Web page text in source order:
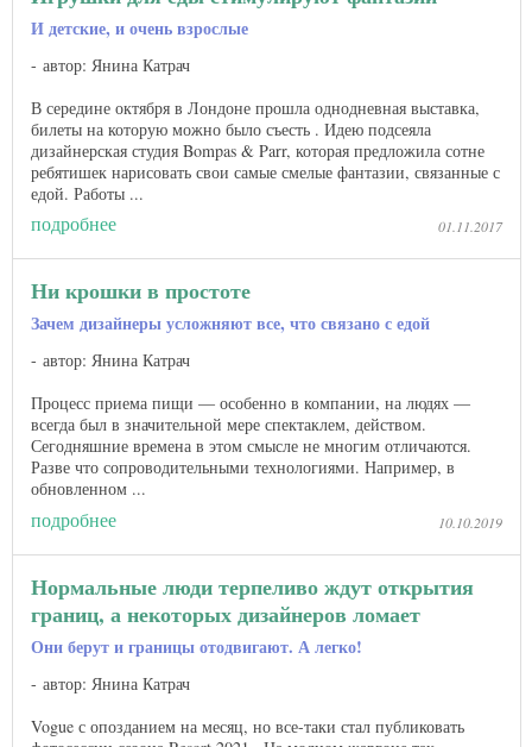
И детские, и очень взрослые
автор: Янина Катрач
В середине октября в Лондоне прошла однодневная выставка,
билеты на которую можно было съесть . Идею подсеяла
дизайнерская студия Bompas & Parr, которая предложила сотне
ребятишек нарисовать свои самые смелые фантазии, связанные с
едой. Работы ...
подробнее 01.11.2017
Ни крошки в простоте
Зачем дизайнеры усложняют все, что связано с едой
автор: Янина Катрач
Процесс приема пищи — особенно в компании, на людях —
всегда был в значительной мере спектаклем, действом.
Сегодняшние времена в этом смысле не многим отличаются.
Разве что сопроводительными технологиями. Например, в
обновленном ...
подробнее 10.10.2019
Нормальные люди терпеливо ждут открытия
границ, а некоторых дизайнеров ломает
Они берут и границы отодвигают. А легко!
автор: Янина Катрач
Vogue с опозданием на месяц, но все-таки стал публиковать